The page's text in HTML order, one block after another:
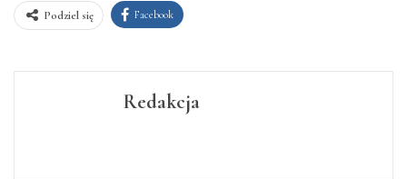
Podziel się Facebook
Redakcja